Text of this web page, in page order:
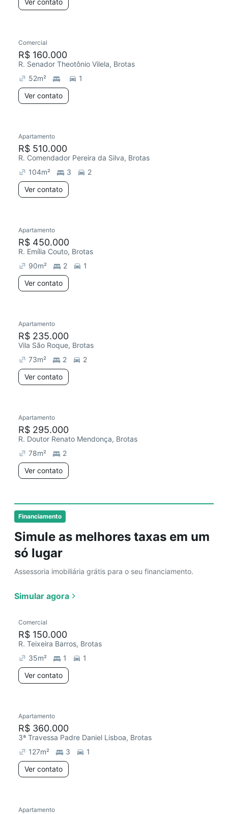
Financiamento
Simule as melhores taxas em um
só lugar
Assessoria imobiliária grátis para o seu financiamento.
Simular agora
Ver contato
Comercial
R$ 160.000
R. Senador Theotônio Vilela, Brotas
52m²
1
Ver contato
Apartamento
R$ 510.000
R. Comendador Pereira da Silva, Brotas
104m² 3
2
Ver contato
Apartamento
R$ 450.000
R. Emília Couto, Brotas
90m² 2
1
Ver contato
Apartamento
R$ 235.000
Vila São Roque, Brotas
73m² 2
2
Ver contato
Apartamento
R$ 295.000
R. Doutor Renato Mendonça, Brotas
78m²
2
Ver contato
Comercial
R$ 150.000
R. Teixeira Barros, Brotas
35m² 1
1
Ver contato
Apartamento
R$ 360.000
3ª Travessa Padre Daniel Lisboa, Brotas
127m² 3
1
Ver contato
Apartamento